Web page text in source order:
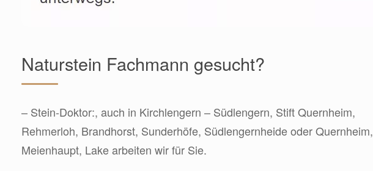
Naturstein Fachmann gesucht?
– Stein-Doktor:, auch in Kirchlengern – Südlengern, Stift Quernheim,
Rehmerloh, Brandhorst, Sunderhöfe, Südlengernheide oder Quernheim,
Meienhaupt, Lake arbeiten wir für Sie.